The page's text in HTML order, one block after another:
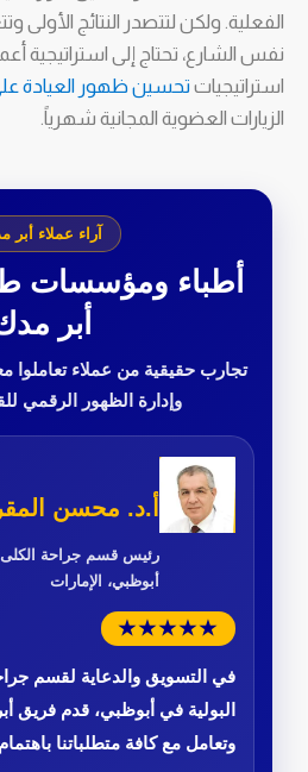
الفعلية. ولكن لتتصدر النتائج
نفس الشارع، تحتاج إلى استراتيجية
استراتيجياتتحسين ظهور العيادة
الزيارات العضوية المجانية شهرياً.
آراء عملاء أبر
أطباء ومؤسسات
أبر
تجارب حقيقية من عملاء تعاملوا
وإدارة الظهور الرقمي
أ.د. محسن
رئيس قسم جراحة الكلى
أبوظبي، الإمارات
★★★★★
في التسويق والدعاية لقسم
البولية في أبوظبي، قدم فريق
وتعامل مع كافة متطلباتنا